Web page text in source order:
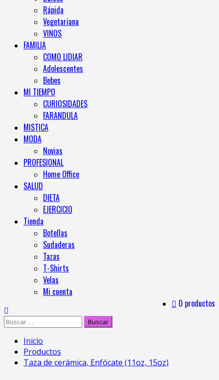
Rápida
Vegetariana
VINOS
FAMILIA
COMO LIDIAR
Adolescentes
Bebes
MI TIEMPO
CURIOSIDADES
FARANDULA
MISTICA
MODA
Novias
PROFESIONAL
Home Office
SALUD
DIETA
EJERCICIO
Tienda
Botellas
Sudaderas
Tazas
T-Shirts
Velas
Mi cuenta
0 productos
Inicio
Productos
Taza de cerámica, Enfócate (11oz, 15oz)